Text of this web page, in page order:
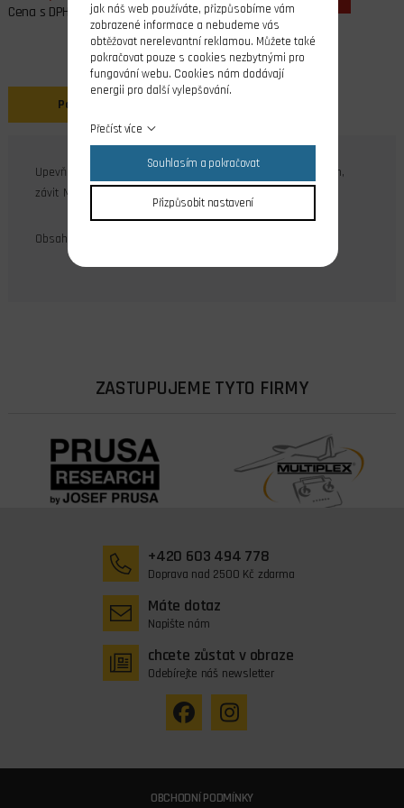
Cena s DPH
Popis
Upevňovací matice nízká z hliníkové slitiny, montáž lepením,
závit M5.
Obsah balení: 4 ks
ZASTUPUJEME TYTO FIRMY
+420 603 494 778
Doprava nad 2500 Kč zdarma
Máte dotaz
Napište nám
chcete zůstat v obraze
Odebírejte náš newsletter
OBCHODNÍ PODMÍNKY
jak náš web používáte, přizpůsobíme vám
zobrazené informace a nebudeme vás
obtěžovat nerelevantní reklamou. Můžete také
pokračovat pouze s cookies nezbytnými pro
fungování webu. Cookies nám dodávají
energii pro další vylepšování.
Přečíst více
Souhlasím a pokračovat
Přizpůsobit nastavení